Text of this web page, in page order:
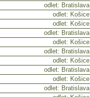
odlet: Bratislava
odlet: Košice
odlet: Košice
odlet: Bratislava
odlet: Košice
odlet: Bratislava
odlet: Košice
odlet: Bratislava
odlet: Košice
odlet: Bratislava